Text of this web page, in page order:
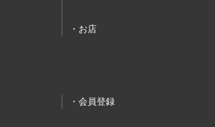
お店
会員登録